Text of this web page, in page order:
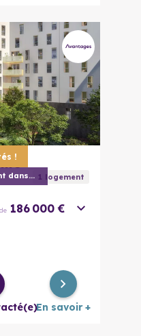
!
Emménagez immédiatement dans votre appar 1 logement
186 000 €
En savoir +